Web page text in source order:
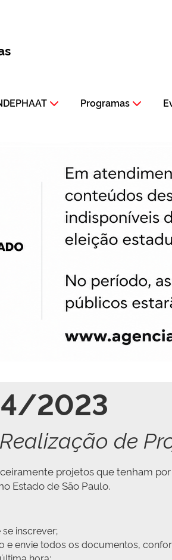
Programas
2023
de
projetos que tenham
Estado de São Paulo.
inscrever;
e envie todos os documentos,